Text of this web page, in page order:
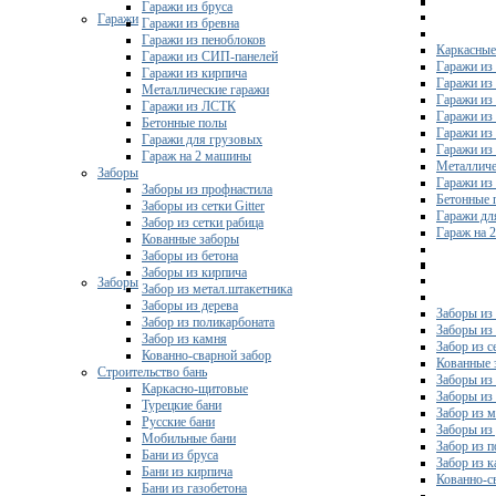
Гаражи
Гаражи из
Гаражи из
Гаражи из
Гаражи из
Гаражи
Гаражи из
Гаражи
Бетонные
Гаражи
Гараж на
Заборы
Заборы из
Заборы из
Забор из
Кованные
Заборы из
Заборы из
Забор из
Заборы из
Забор из
Забор из
Кованно-
Гаражи из бруса
Гаражи из бревна
Гаражи из пеноблоков
Гаражи из СИП-панелей
Гаражи из кирпича
Металлические гаражи
Гаражи из ЛСТК
Бетонные полы
Гаражи для грузовых
Гараж на 2 машины
Заборы
Заборы из профнастила
Заборы из сетки Gitter
Забор из сетки рабица
Кованные заборы
Заборы из бетона
Заборы из кирпича
Забор из метал.штакетника
Заборы из дерева
Забор из поликарбоната
Забор из камня
Кованно-сварной забор
Строительство бань
Каркасно-щитовые
Турецкие бани
Русские бани
Мобильные бани
Бани из бруса
Бани из кирпича
Бани из газобетона